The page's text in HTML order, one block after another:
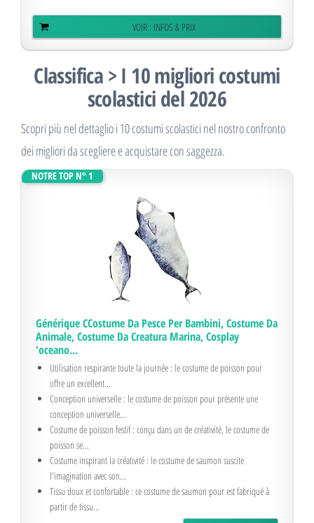
VOIR : INFOS & PRIX
Classifica > I 10 migliori costumi
scolastici del 2026
Scopri più nel dettaglio i 10 costumi scolastici nel nostro confronto
dei migliori da scegliere e acquistare con saggezza.
NOTRE TOP N° 1
Générique CCostume Da Pesce Per Bambini, Costume Da
Animale, Costume Da Creatura Marina, Cosplay
'oceano...
Utilisation respirante toute la journée : le costume de poisson pour
offre un excellent...
Conception universelle : le costume de poisson pour présente une
conception universelle...
Costume de poisson festif : conçu dans un de créativité, le costume de
poisson se...
Costume inspirant la créativité : le costume de saumon suscite
l'imagination avec son...
Tissu doux et confortable : ce costume de saumon pour est fabriqué à
partir de tissu...